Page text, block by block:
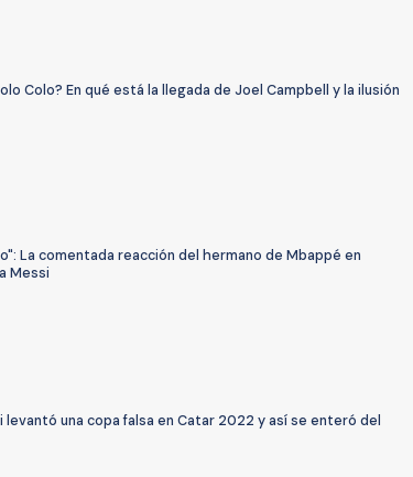
Colo? En qué está la llegada de Joel Campbell y la ilusión
La comentada reacción del hermano de Mbappé en
Messi
levantó una copa falsa en Catar 2022 y así se enteró del